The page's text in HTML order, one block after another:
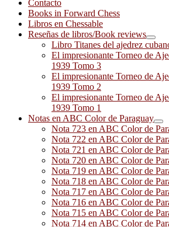
Contacto
Books in Forward Chess
Libros en Chessable
Reseñas de libros/Book reviews
Libro Titanes del ajedrez
El impresionante Torneo de
1939 Tomo 3
El impresionante Torneo de
1939 Tomo 2
El impresionante Torneo de
1939 Tomo 1
Notas en ABC Color de Paraguay
Nota 723 en ABC Color de
Nota 722 en ABC Color de
Nota 721 en ABC Color de
Nota 720 en ABC Color de
Nota 719 en ABC Color de
Nota 718 en ABC Color de
Nota 717 en ABC Color de
Nota 716 en ABC Color de
Nota 715 en ABC Color de
Nota 714 en ABC Color de